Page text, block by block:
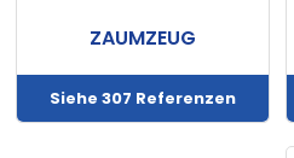
Konto
Mein
Wagen
ZAUMZEUG
Siehe 307 Referenzen